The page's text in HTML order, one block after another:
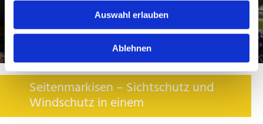
Auswahl erlauben
Ablehnen
Seitenmarkisen – Sichtschutz und
Windschutz in einem